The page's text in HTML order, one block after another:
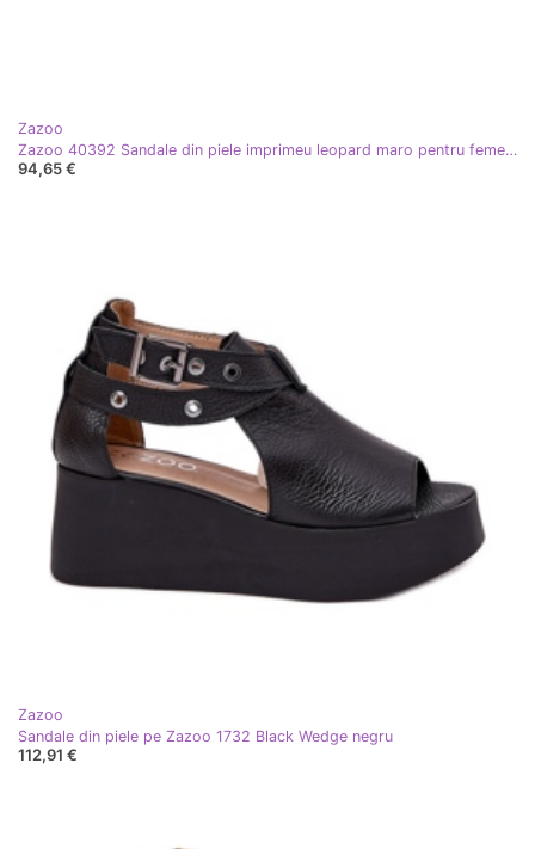
Zazoo
Zazoo 40392 Sandale din piele imprimeu leopard maro pentru femei bej
94,65 €
Zazoo
Sandale din piele pe Zazoo 1732 Black Wedge negru
112,91 €